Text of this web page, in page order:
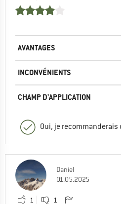
AVANTAGES
INCONVÉNIENTS
CHAMP D'APPLICATION
Oui, je
Daniel
01.05.2025
1 1